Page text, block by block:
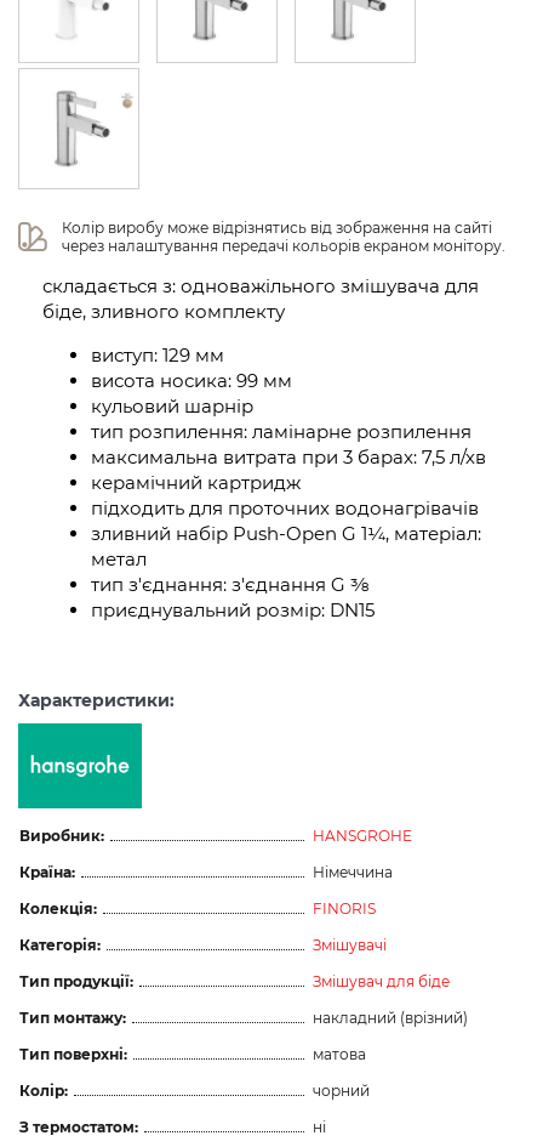
Колір виробу може відрізнятись від зображення на сайті
через налаштування передачі кольорів екраном монітору.
складається з: одноважільного змішувача для
біде, зливного комплекту
виступ: 129 мм
висота носика: 99 мм
кульовий шарнір
тип розпилення: ламінарне розпилення
максимальна витрата при 3 барах: 7,5 л/хв
керамічний картридж
підходить для проточних водонагрівачів
зливний набір Push-Open G 1¼, матеріал:
метал
тип з'єднання: з'єднання G ⅜
приєднувальний розмір: DN15
Характеристики:
Виробник:
HANSGROHE
Країна:
Німеччина
Колекція:
FINORIS
Категорія:
Змішувачі
Тип продукції:
Змішувач для біде
Тип монтажу:
накладний (врізний)
Тип поверхні:
матова
Колір:
чорний
З термостатом:
ні